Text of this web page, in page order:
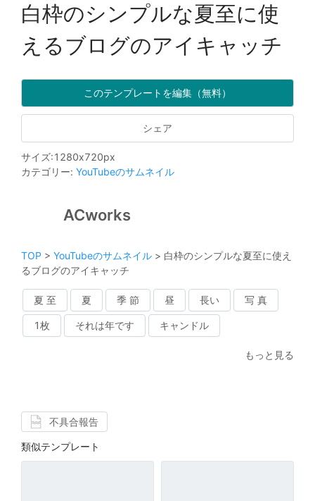
白枠のシンプルな夏至に使
えるブログのアイキャッチ
このテンプレートを編集（無料）
シェア
サイズ:1280x720px
カテゴリー: YouTubeのサムネイル
ACworks
TOP > YouTubeのサムネイル > 白枠のシンプルな夏至に使え
るブログのアイキャッチ
夏 至 夏 季 節 昼 長い 写 真
1枚 それは年です キャンドル
もっと見る
不具合報告
類似テンプレート